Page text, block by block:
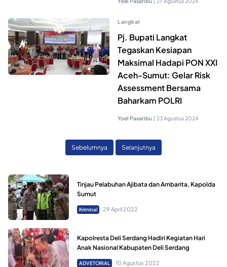
Langkat
Pj. Bupati Langkat
Tegaskan Kesiapan
Maksimal Hadapi PON XXI
Aceh-Sumut: Gelar Risk
Assessment Bersama
Baharkam POLRI
Yoel Pasaribu | 23 Agustus 2024
Sebelumnya Selanjutnya
Tinjau Pelabuhan Ajibata dan Ambarita, Kapolda
Sumut
Kriminal 29 April 2022
Kapolresta Deli Serdang Hadiri Kegiatan Hari
Anak Nasional Kabupaten Deli Serdang
ADVETORIAL 10 Agustus 2022